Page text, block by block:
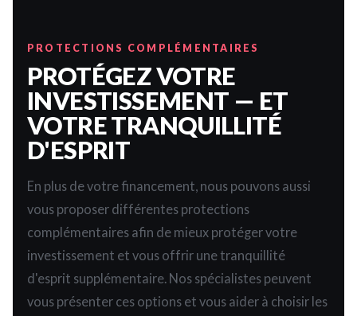
PROTECTIONS COMPLÉMENTAIRES
PROTÉGEZ VOTRE
INVESTISSEMENT — ET
VOTRE TRANQUILLITÉ
D'ESPRIT
En plus de votre financement, nous pouvons aussi
vous proposer différentes protections
complémentaires afin de mieux protéger votre
investissement et vous offrir une tranquillité
d'esprit supplémentaire. Nos spécialistes peuvent
vous présenter ces options et vous aider à choisir les